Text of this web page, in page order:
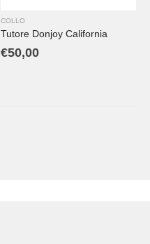
COLLO
Tutore Donjoy California
€50,00